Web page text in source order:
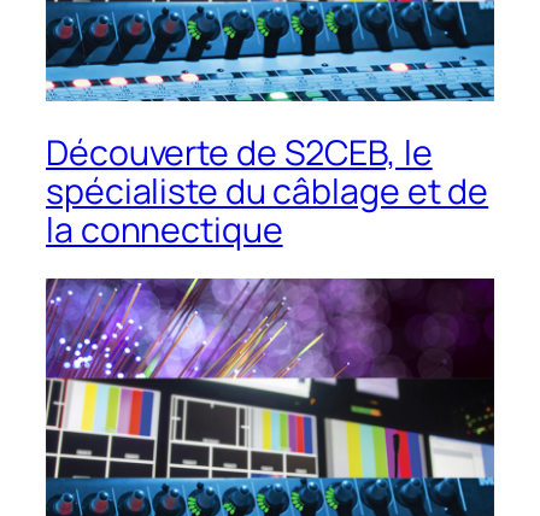
Découverte de S2CEB, le
spécialiste du câblage et de
la connectique